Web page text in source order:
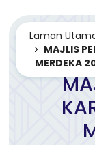
Laman
MAJLIS
MERDEKA